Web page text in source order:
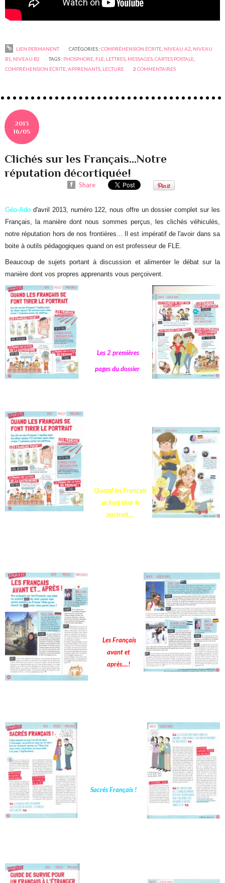
LIEN PERMANENT CATÉGORIES :COMPRÉHENSION ÉCRITE, NIVEAU A2 NIVEAU
B1 NIVEAU B2 TAGS : PHOSPHORE FLE LETTRES MESSAGES ,CARTES POSTALE
COMPRÉHENSION ÉCRITE ,APPRENANTS LECTURE 2 COMMENTAIRES
2013
16/05
Clichés sur les Français...Notre
réputation décortiquée!
Share
Géo-Ado d'avril 2013, numéro 122, nous offre un dossier complet sur les
Français, la manière dont nous sommes perçus, les clichés véhiculés,
notre réputation hors de nos frontières... Il est impératif de l'avoir dans sa
boite à outils pédagogiques quand on est professeur de FLE.
Beaucoup de sujets portant à discussion et alimenter le débat sur la
manière dont vos propres apprenants vous perçoivent.
Les 2 premières
pages du dossier
Quand les Français
se font tirer le
portrait...
Les Français
avant et
après....!
Sacrés Français !